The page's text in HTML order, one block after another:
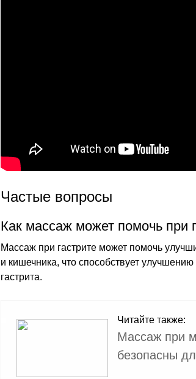
Частые вопросы
Как массаж может помочь при
Массаж при гастрите может помочь
и кишечника, что способствует
гастрита.
Читайте также:
Массаж при
безопасны